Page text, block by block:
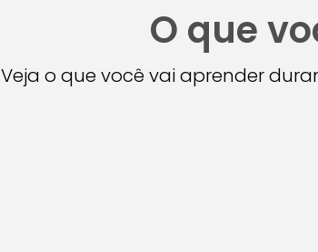
O que
Veja o que você vai aprender